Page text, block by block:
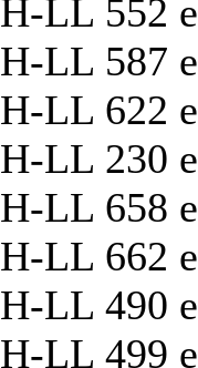
H-LL 552
H-LL 587
H-LL 622
H-LL 230
H-LL 658
H-LL 662
H-LL 490
H-LL 499